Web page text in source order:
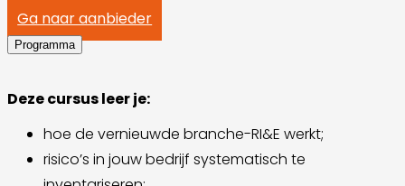
Ga naar aanbieder
Programma
Deze cursus leer je:
hoe de vernieuwde branche-RI&E werkt;
risico’s in jouw bedrijf systematisch te